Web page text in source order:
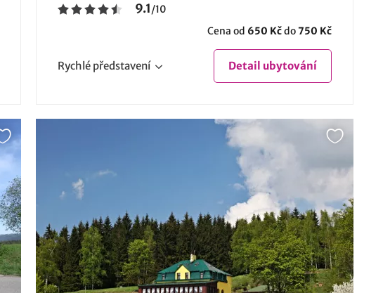
9.1/10
Cena od 650 Kčdo750 Kč
Rychlé představení Detail ubytování